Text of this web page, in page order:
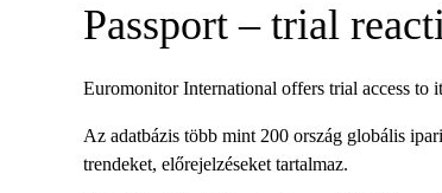
Passport – trial
Euromonitor International offers trial access to
Az adatbázis több mint 200 ország globális
trendeket, előrejelzéseket tartalmaz.